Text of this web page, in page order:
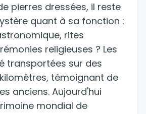
pierres dressées, il reste
quant à sa fonction :
rites
religieuses ? Les
transportées sur des
témoignant de
anciens. Aujourd'hui
mondial de